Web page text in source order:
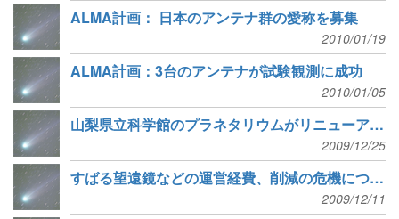
ALMA計画： 日本のアンテナ群の愛称を募集
2010/01/19
ALMA計画：3台のアンテナが試験観測に成功
2010/01/05
山梨県立科学館のプラネタリウムがリニューアル！
2009/12/25
すばる望遠鏡などの運営経費、削減の危機について−意見募集−
2009/12/11